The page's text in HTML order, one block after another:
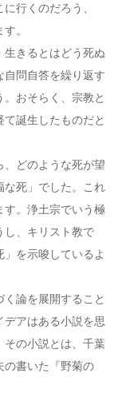
行くのだろう、
。
きるとはどう死ぬ
問自答を繰り返す
おそらく、宗教と
誕生したものだと
どのような死が望
な死」でした。これ
す。浄土宗でいう極
し、キリスト教で
」を示唆しているよ
論を展開すること
デアはある小説を思
その小説とは、千葉
の書いた『野菊の